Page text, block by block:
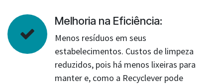
Melhoria na Eficiência:
Menos resíduos em seus
estabelecimentos. Custos de limpeza
reduzidos, pois há menos lixeiras para
manter e, como a Recyclever pode